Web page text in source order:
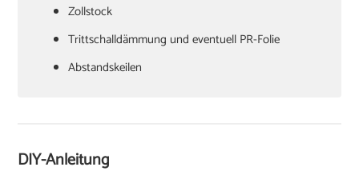
Zollstock
Trittschalldämmung und eventuell PR-Folie
Abstandskeilen
Winkel
DIY-Anleitung